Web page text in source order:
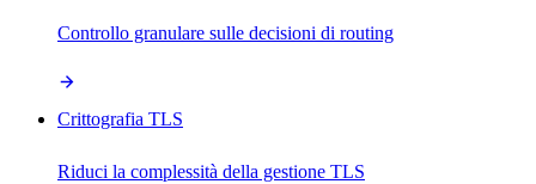
Controllo granulare sulle decisioni di routing
Crittografia TLS
Riduci la complessità della gestione TLS